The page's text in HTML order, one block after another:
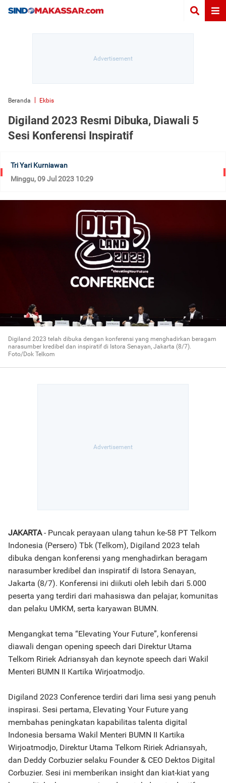
Beranda Ekbis
Digiland 2023 Resmi Dibuka, Diawali 5
Sesi Konferensi Inspiratif
Tri Yari Kurniawan
Minggu, 09 Jul 2023 10:29
Digiland 2023 telah dibuka dengan konferensi yang menghadirkan beragam
narasumber kredibel dan inspiratif di Istora Senayan, Jakarta (8/7).
Foto/Dok Telkom
JAKARTA- Puncak perayaan ulang tahun ke-58 PT Telkom
Indonesia (Persero) Tbk (Telkom), Digiland 2023 telah
dibuka dengan konferensi yang menghadirkan beragam
narasumber kredibel dan inspiratif di Istora Senayan,
Jakarta (8/7). Konferensi ini diikuti oleh lebih dari 5.000
peserta yang terdiri dari mahasiswa dan pelajar, komunitas
dan pelaku UMKM, serta karyawan BUMN.
Mengangkat tema “Elevating Your Future”, konferensi
diawali dengan opening speech dari Direktur Utama
Telkom Ririek Adriansyah dan keynote speech dari Wakil
Menteri BUMN II Kartika Wirjoatmodjo.
Digiland 2023 Conference terdiri dari lima sesi yang penuh
inspirasi. Sesi pertama, Elevating Your Future yang
membahas peningkatan kapabilitas talenta digital
Indonesia bersama Wakil Menteri BUMN II Kartika
Wirjoatmodjo, Direktur Utama Telkom Ririek Adriansyah,
dan Deddy Corbuzier selaku Founder & CEO Dektos Digital
Corbuzier. Sesi ini memberikan insight dan kiat-kiat yang